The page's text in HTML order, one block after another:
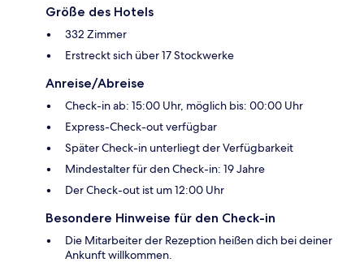
Größe des Hotels
332 Zimmer
Erstreckt sich über 17 Stockwerke
Anreise/Abreise
Check-in ab: 15:00 Uhr, möglich bis: 00:00 Uhr
Express-Check-out verfügbar
Später Check-in unterliegt der Verfügbarkeit
Mindestalter für den Check-in: 19 Jahre
Der Check-out ist um 12:00 Uhr
Besondere Hinweise für den Check-in
Die Mitarbeiter der Rezeption heißen dich bei deiner
Ankunft willkommen.